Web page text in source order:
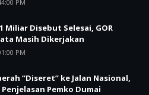
PM
Miliar Disebut Selesai, GOR
Masih Dikerjakan
PM
“Diseret” ke Jalan Nasional,
Pemko Dumai